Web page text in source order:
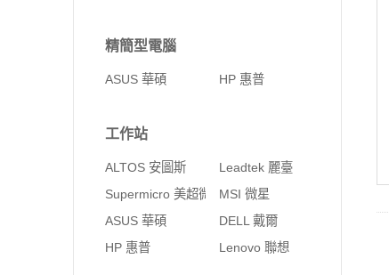
精簡型電腦
ASUS 華碩 HP 惠普
工作站
ALTOS 安圖斯
Leadtek 麗臺
Supermicro 美超微
MSI 微星
ASUS 華碩
DELL 戴爾
HP 惠普
Lenovo 聯想